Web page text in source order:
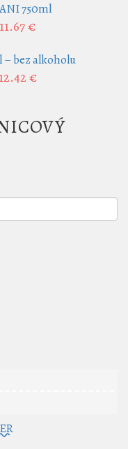
750ml
€
bez alkoholu
€